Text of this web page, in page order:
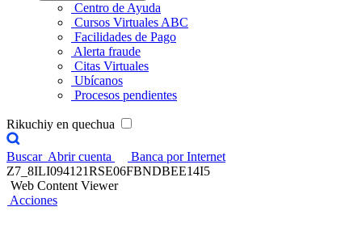
Centro de Ayuda
Cursos Virtuales ABC
Facilidades de Pago
Alerta fraude
Citas Virtuales
Ubícanos
Procesos pendientes
Rikuchiy en quechua
Buscar Abrir cuenta
Banca por Internet
Z7_8ILI094121RSE06FBNDBEE14I5
Web Content Viewer
Acciones